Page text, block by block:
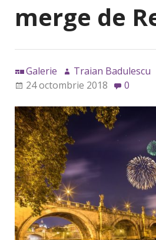
merge de
Galerie
Traian Badulescu
24 octombrie 2018
0